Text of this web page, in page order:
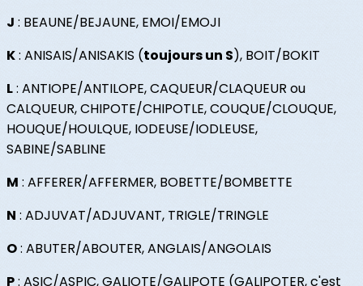
J : BEAUNE/BEJAUNE, EMOI/EMOJI
K: ANISAIS/ANISAKIS (toujours un S), BOIT/BOKIT
L: ANTIOPE/ANTILOPE, CAQUEUR/CLAQUEUR ou
CALQUEUR, CHIPOTE/CHIPOTLE, COUQUE/CLOUQUE,
HOUQUE/HOULQUE, IODEUSE/IODLEUSE,
SABINE/SABLINE
M : AFFERER/AFFERMER, BOBETTE/BOMBETTE
N : ADJUVAT/ADJUVANT, TRIGLE/TRINGLE
O: ABUTER/ABOUTER, ANGLAIS/ANGOLAIS
P: ASIC/ASPIC, GALIOTE/GALIPOTE (GALIPOTER, c'est